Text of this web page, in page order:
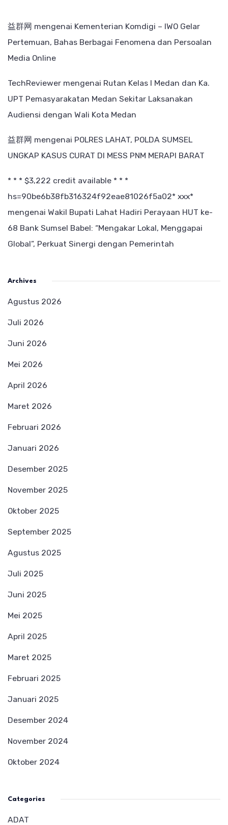
益群网 mengenai Kementerian Komdigi – IWO Gelar
Pertemuan, Bahas Berbagai Fenomena dan Persoalan
Media Online
TechReviewer mengenai Rutan Kelas I Medan dan Ka.
UPT Pemasyarakatan Medan Sekitar Laksanakan
Audiensi dengan Wali Kota Medan
益群网 mengenai POLRES LAHAT, POLDA SUMSEL
UNGKAP KASUS CURAT DI MESS PNM MERAPI BARAT
* * * $3,222 credit available * * *
hs=90be6b38fb316324f92eae81026f5a02* ххх*
mengenai Wakil Bupati Lahat Hadiri Perayaan HUT ke-
68 Bank Sumsel Babel: “Mengakar Lokal, Menggapai
Global”, Perkuat Sinergi dengan Pemerintah
Archives
Agustus 2026
Juli 2026
Juni 2026
Mei 2026
April 2026
Maret 2026
Februari 2026
Januari 2026
Desember 2025
November 2025
Oktober 2025
September 2025
Agustus 2025
Juli 2025
Juni 2025
Mei 2025
April 2025
Maret 2025
Februari 2025
Januari 2025
Desember 2024
November 2024
Oktober 2024
Categories
ADAT